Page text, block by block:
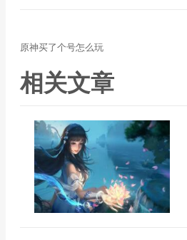
原神买了个号怎么玩
相关文章